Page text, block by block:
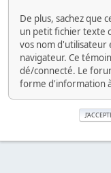
De plus, sachez que
un petit fichier texte
vos nom d'utilisateur
navigateur. Ce
dé/connecté. Le
forme d'information